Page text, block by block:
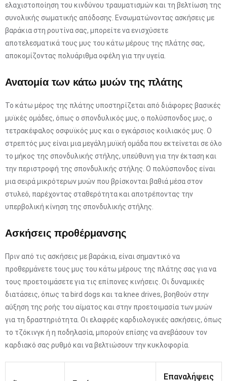
ελαχιστοποίηση του κινδύνου τραυματισμών και τη βελτίωση της
συνολικής σωματικής απόδοσης. Ενσωματώνοντας ασκήσεις με
βαράκια στη ρουτίνα σας, μπορείτε να ενισχύσετε
αποτελεσματικά τους μυς του κάτω μέρους της πλάτης σας,
αποκομίζοντας πολυάριθμα οφέλη για την υγεία.
Ανατομία των κάτω μυών της πλάτης
Το κάτω μέρος της πλάτης υποστηρίζεται από διάφορες βασικές
μυϊκές ομάδες, όπως ο σπονδυλικός μυς, ο πολύσπονδος μυς, ο
τετρακέφαλος οσφυϊκός μυς και ο εγκάρσιος κοιλιακός μυς. Ο
στρεπτός μυς είναι μια μεγάλη μυϊκή ομάδα που εκτείνεται σε όλο
το μήκος της σπονδυλικής στήλης, υπεύθυνη για την έκταση και
την περιστροφή της σπονδυλικής στήλης. Ο πολύσπονδος είναι
μια σειρά μικρότερων μυών που βρίσκονται βαθιά μέσα στον
στυλεό, παρέχοντας σταθερότητα και αποτρέποντας την
υπερβολική κίνηση της σπονδυλικής στήλης.
Ασκήσεις προθέρμανσης
Πριν από τις ασκήσεις με βαράκια, είναι σημαντικό να
προθερμάνετε τους μυς του κάτω μέρους της πλάτης σας για να
τους προετοιμάσετε για τις επίπονες κινήσεις. Οι δυναμικές
διατάσεις, όπως τα bird dogs και τα knee drives, βοηθούν στην
αύξηση της ροής του αίματος και στην προετοιμασία των μυών
για τη δραστηριότητα. Οι ελαφρές καρδιολογικές ασκήσεις, όπως
το τζόκινγκ ή η ποδηλασία, μπορούν επίσης να ανεβάσουν τον
καρδιακό σας ρυθμό και να βελτιώσουν την κυκλοφορία.
Επαναλήψεις